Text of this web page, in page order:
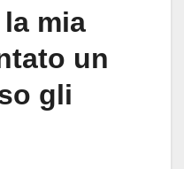
mia
un
gli